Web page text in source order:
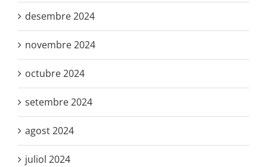
desembre 2024
novembre 2024
octubre 2024
setembre 2024
agost 2024
juliol 2024